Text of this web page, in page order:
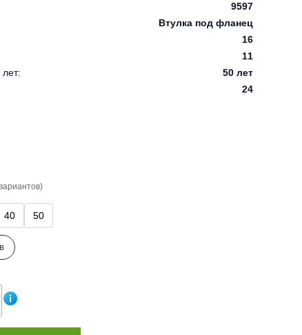
9597
Втулка под фланец
16
11
50 лет
24
40 50